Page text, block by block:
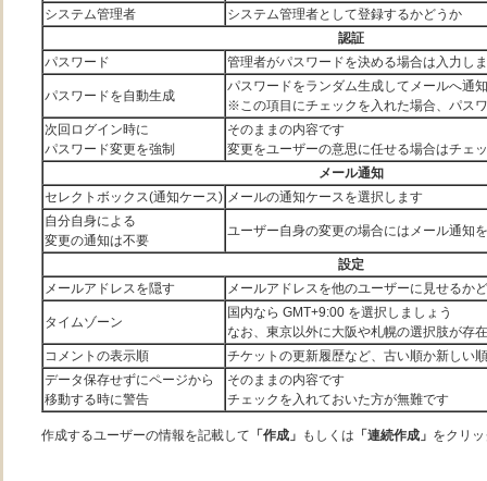
システム管理者
システム管理者として登録するかどうか
認証
パスワード
管理者がパスワードを決める場合は入力し
パスワードを自動生成
パスワードをランダム生成してメールへ通
※この項目にチェックを入れた場合、パス
次回ログイン時に
パスワード変更を強制
そのままの内容です
変更をユーザーの意思に任せる場合はチェ
メール通知
セレクトボックス(通知ケース) メールの通知ケースを選択します
自分自身による
変更の通知は不要
ユーザー自身の変更の場合にはメール通知
設定
メールアドレスを隠す
メールアドレスを他のユーザーに見せるか
タイムゾーン
国内なら GMT+9:00 を選択しましょう
なお、東京以外に大阪や札幌の選択肢が存
コメントの表示順
チケットの更新履歴など、古い順か新しい
データ保存せずにページから
移動する時に警告
そのままの内容です
チェックを入れておいた方が無難です
作成するユーザーの情報を記載して 「作成」 もしくは 「連続作成」 をクリ